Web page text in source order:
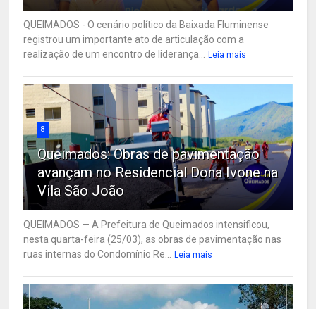
QUEIMADOS - O cenário político da Baixada Fluminense
registrou um importante ato de articulação com a
realização de um encontro de liderança...
Leia mais
8
Queimados: Obras de pavimentação
avançam no Residencial Dona Ivone na
Vila São João
QUEIMADOS — A Prefeitura de Queimados intensificou,
nesta quarta-feira (25/03), as obras de pavimentação nas
ruas internas do Condomínio Re...
Leia mais